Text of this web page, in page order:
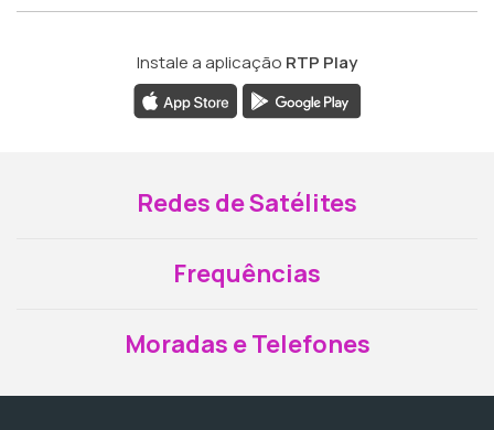
Instale a aplicação RTP Play
Redes de Satélites
Frequências
Moradas e Telefones